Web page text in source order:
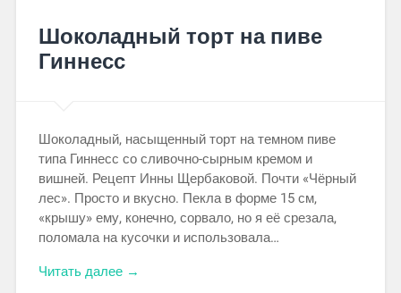
Шоколадный торт на пиве
Гиннесс
Шоколадный, насыщенный торт на темном пиве
типа Гиннесс со сливочно-сырным кремом и
вишней. Рецепт Инны Щербаковой. Почти «Чёрный
лес». Просто и вкусно. Пекла в форме 15 см,
«крышу» ему, конечно, сорвало, но я её срезала,
поломала на кусочки и использовала…
Читать далее →